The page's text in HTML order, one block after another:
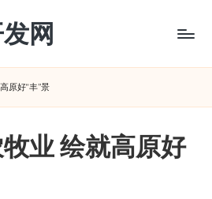
网
原好“丰”景
业 绘就高原好